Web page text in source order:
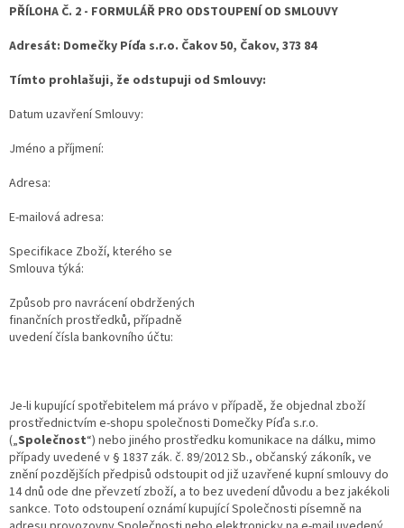
PŘÍLOHA Č. 2 - FORMULÁŘ PRO ODSTOUPENÍ OD SMLOUVY
Adresát: Domečky Píďa s.r.o. Čakov 50, Čakov, 373 84
Tímto prohlašuji, že odstupuji od Smlouvy:
Datum uzavření Smlouvy:
Jméno a příjmení:
Adresa:
E-mailová adresa:
Specifikace Zboží, kterého se
Smlouva týká:
Způsob pro navrácení obdržených
finančních prostředků, případně
uvedení čísla bankovního účtu:
Je-li kupující spotřebitelem má právo v případě, že objednal zboží
prostřednictvím e-shopu společnosti Domečky Píďa s.r.o.
(„Společnost“) nebo jiného prostředku komunikace na dálku, mimo
případy uvedené v § 1837 zák. č. 89/2012 Sb., občanský zákoník, ve
znění pozdějších předpisů odstoupit od již uzavřené kupní smlouvy do
14 dnů ode dne převzetí zboží, a to bez uvedení důvodu a bez jakékoli
sankce. Toto odstoupení oznámí kupující Společnosti písemně na